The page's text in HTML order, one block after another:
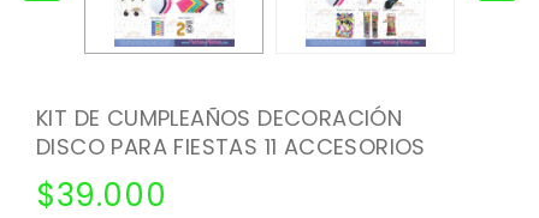
KIT DE CUMPLEAÑOS DECORACIÓN
DISCO PARA FIESTAS 11 ACCESORIOS
$39.000